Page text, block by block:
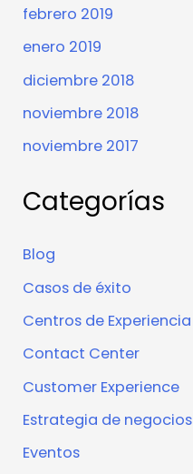
febrero 2019
enero 2019
diciembre 2018
noviembre 2018
noviembre 2017
Categorías
Blog
Casos de éxito
Centros de Experiencia
Contact Center
Customer Experience
Estrategia de negocios
Eventos